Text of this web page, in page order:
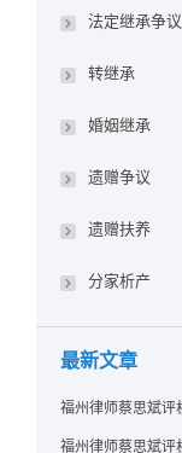
法定继承争议
转继承
婚姻继承
遗赠争议
遗赠扶养
分家析产
最新文章